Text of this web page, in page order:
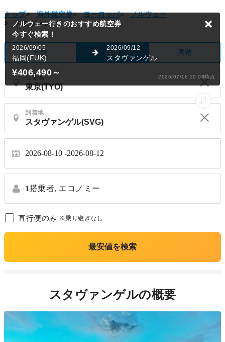
トップ> 海外航空券> ヨーロッパ>
ノルウェー
>
スタヴァンゲル
片道 往復 周遊
出発地
到着地
2026-08-10 2026-08-12
1搭乗者, エコノミー
直行便のみ ※乗り継ぎなし
最安値を検索
ノルウェー行きのおすすめ航空券
今すぐ検索！
2026/09/05
福岡(FUK)
2026/09/12
スタヴァンゲル
¥406,490～ 2026/07/16 20:08時点
スタヴァンゲルの概要